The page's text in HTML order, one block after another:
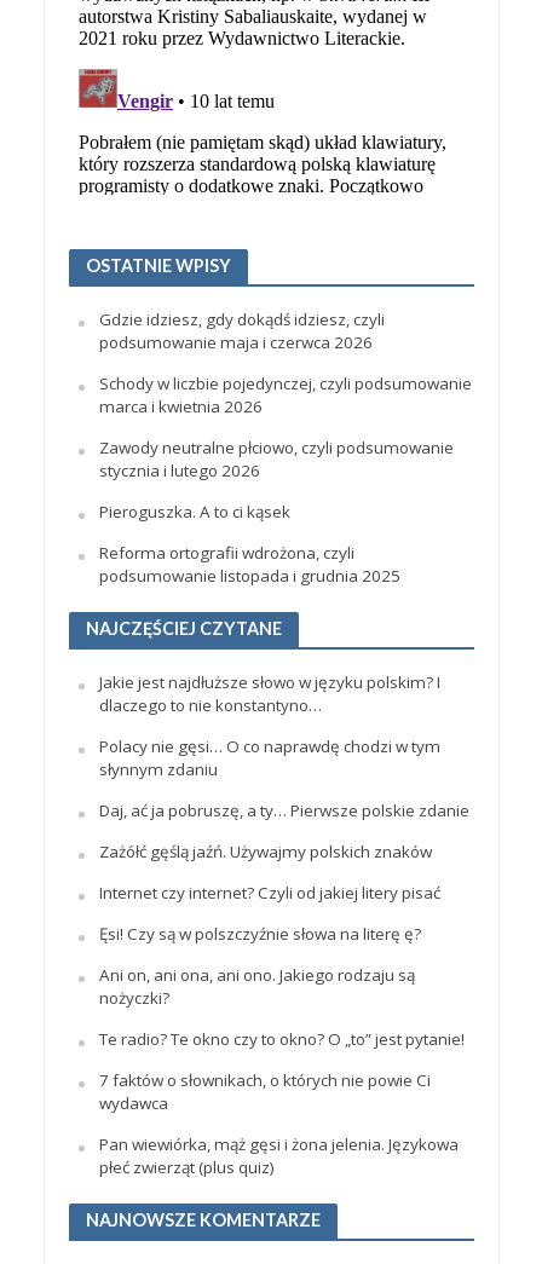
OSTATNIE WPISY
Gdzie idziesz, gdy dokądś idziesz, czyli
podsumowanie maja i czerwca 2026
Schody w liczbie pojedynczej, czyli podsumowanie
marca i kwietnia 2026
Zawody neutralne płciowo, czyli podsumowanie
stycznia i lutego 2026
Pieroguszka. A to ci kąsek
Reforma ortografii wdrożona, czyli
podsumowanie listopada i grudnia 2025
NAJCZĘŚCIEJ CZYTANE
Jakie jest najdłuższe słowo w języku polskim? I
dlaczego to nie konstantyno…
Polacy nie gęsi… O co naprawdę chodzi w tym
słynnym zdaniu
Daj, ać ja pobruszę, a ty… Pierwsze polskie zdanie
Zażółć gęślą jaźń. Używajmy polskich znaków
Internet czy internet? Czyli od jakiej litery pisać
Ęsi! Czy są w polszczyźnie słowa na literę ę?
Ani on, ani ona, ani ono. Jakiego rodzaju są
nożyczki?
Te radio? Te okno czy to okno? O „to” jest pytanie!
7 faktów o słownikach, o których nie powie Ci
wydawca
Pan wiewiórka, mąż gęsi i żona jelenia. Językowa
płeć zwierząt (plus quiz)
NAJNOWSZE KOMENTARZE